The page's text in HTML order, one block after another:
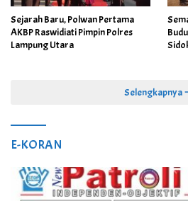
Sejarah Baru, Polwan Pertama
AKBP Raswidiati Pimpin Polres
Lampung Utara
Selengkapnya
E-KORAN